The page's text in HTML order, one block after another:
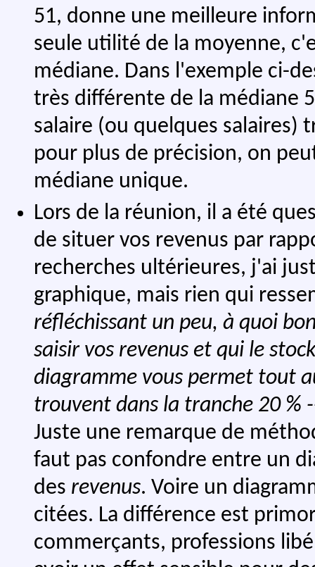
51, donne une meilleure
seule utilité de la moyenne,
médiane. Dans l'exemple ci-
très différente de la médiane
salaire (ou quelques salaires)
pour plus de précision, on
médiane unique.
Lors de la réunion, il a été
de situer vos revenus par
recherches ultérieures, j'ai
graphique, mais rien qui
réfléchissant un peu, à quoi
saisir vos revenus et qui le
diagramme vous permet tout
trouvent dans la tranche 20 %
Juste une remarque de
faut pas confondre entre un
des revenus. Voire un
citées. La différence est
commerçants, professions